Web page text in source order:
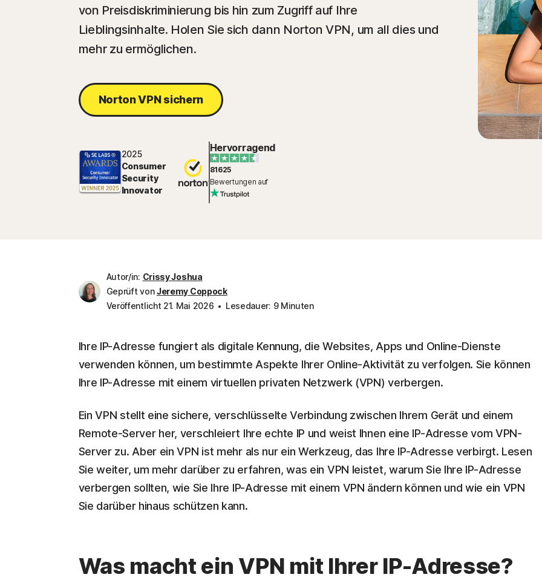
von Preisdiskriminierung bis hin zum Zugriff auf Ihre
Lieblingsinhalte. Holen Sie sich dann Norton VPN, um all dies und
mehr zu ermöglichen.
Norton VPN sichern
2025
Consumer
Security
Innovator
Hervorragend
81625
Bewertungen auf
Autor/in: Crissy Joshua
Geprüft vonJeremy Coppock
Veröffentlicht 21. Mai 2026
Lesedauer: 9 Minuten
Ihre IP-Adresse fungiert als digitale Kennung, die Websites, Apps und Online-Dienste
verwenden können, um bestimmte Aspekte Ihrer Online-Aktivität zu verfolgen. Sie können
Ihre IP-Adresse mit einem virtuellen privaten Netzwerk (VPN) verbergen.
Ein VPN stellt eine sichere, verschlüsselte Verbindung zwischen Ihrem Gerät und einem
Remote-Server her, verschleiert Ihre echte IP und weist Ihnen eine IP-Adresse vom VPN-
Server zu. Aber ein VPN ist mehr als nur ein Werkzeug, das Ihre IP-Adresse verbirgt. Lesen
Sie weiter, um mehr darüber zu erfahren, was ein VPN leistet, warum Sie Ihre IP-Adresse
verbergen sollten, wie Sie Ihre IP-Adresse mit einem VPN ändern können und wie ein VPN
Sie darüber hinaus schützen kann.
Was macht ein VPN mit Ihrer IP-Adresse?